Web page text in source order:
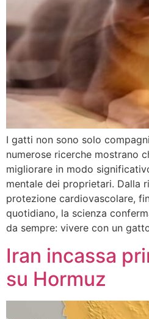
I gatti non sono solo
numerose ricerche mostrano
migliorare in modo
mentale dei proprietari. Dalla
protezione cardiovascolare,
quotidiano, la scienza
da sempre: vivere con un
Iran incassa
su Hormuz